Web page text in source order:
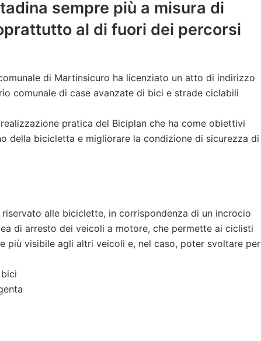
sempre più a misura di
al di fuori dei percorsi
di Martinsicuro ha licenziato un atto di indirizzo
comunale di case avanzate di bici e strade ciclabili
pratica del Biciplan che ha come obiettivi
della bicicletta e migliorare la condizione di sicurezza di
riservato alle biciclette, in corrispondenza di un incrocio
di arresto dei veicoli a motore, che permette ai ciclisti
più visibile agli altri veicoli e, nel caso, poter svoltare per